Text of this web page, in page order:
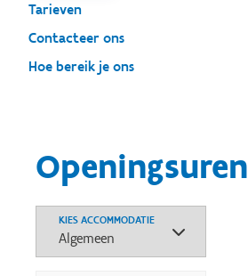
Tarieven
Contacteer ons
Hoe bereik je ons
Openingsuren
KIES ACCOMMODATIE